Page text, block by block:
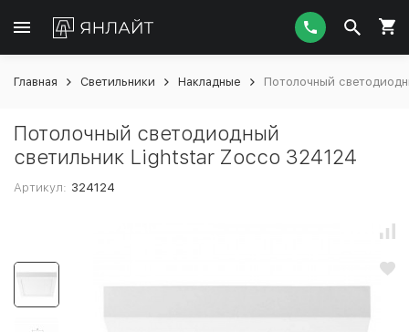
Главная Светильники Накладные Потолочный
Потолочный светодиодный
светильник Lightstar Zocco 324124
Артикул: 324124